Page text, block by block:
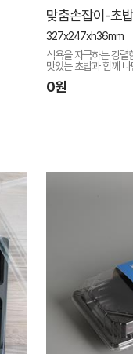
맞춤손잡이-초
327x247xh36mm
식욕을 자극하는 강렬
맛있는 초밥과 함께
0원